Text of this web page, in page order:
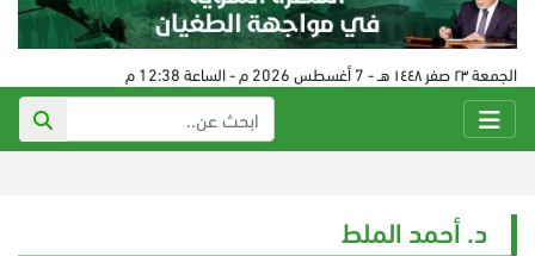
الجمعة ٢٣ صفر ١٤٤٨ هـ - 7 أغسطس 2026 م - الساعة 12:38 م
د. أحمد الملط